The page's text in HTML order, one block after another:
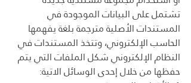
تشتمل على البيانات الموجودة في
المستندات الأصلية مترجمة بلغة يفهمها
الحاسب الإلكتروني، وتتخذ المستندات في
النظام الإلكتروني شكل الملفات التي يتم
حفظها من خلال إحدى الوسائل الاتية: